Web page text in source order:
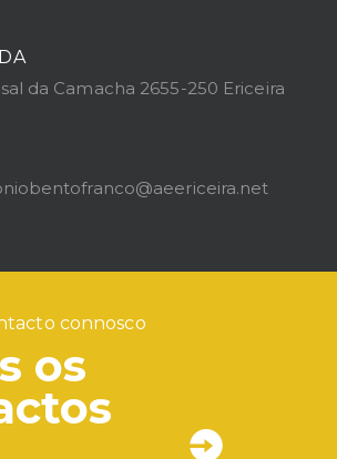
da Camacha 2655-250 Ericeira
connosco
os